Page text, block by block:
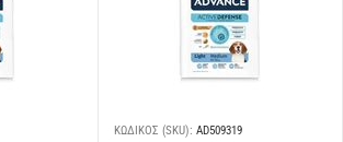
ΚΩΔΙΚΟΣ (SKU): AD509319